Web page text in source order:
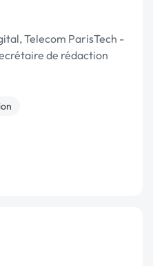
Telecom ParisTech -
de rédaction